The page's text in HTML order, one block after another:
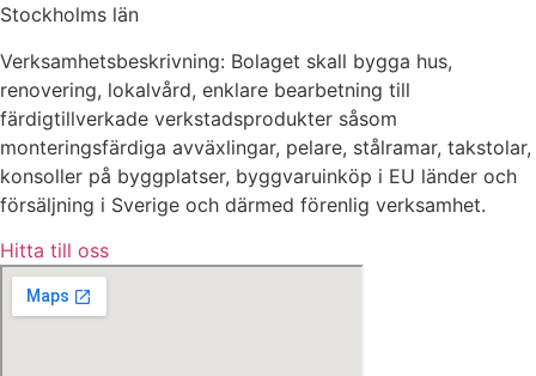
Stockholms län
Verksamhetsbeskrivning: Bolaget skall bygga hus,
renovering, lokalvård, enklare bearbetning till
färdigtillverkade verkstadsprodukter såsom
monteringsfärdiga avväxlingar, pelare, stålramar, takstolar,
konsoller på byggplatser, byggvaruinköp i EU länder och
försäljning i Sverige och därmed förenlig verksamhet.
Hitta till oss